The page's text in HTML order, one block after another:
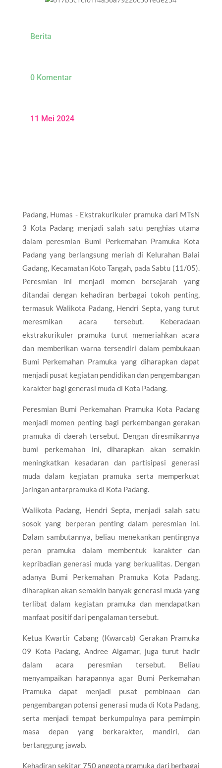
Berita
0 Komentar
11 Mei 2024
Padang, Humas - Ekstrakurikuler pramuka dari MTsN
3 Kota Padang menjadi salah satu penghias utama
dalam peresmian Bumi Perkemahan Pramuka Kota
Padang yang berlangsung meriah di Kelurahan Balai
Gadang, Kecamatan Koto Tangah, pada Sabtu (11/05).
Peresmian ini menjadi momen bersejarah yang
ditandai dengan kehadiran berbagai tokoh penting,
termasuk Walikota Padang, Hendri Septa, yang turut
meresmikan acara tersebut. Keberadaan
ekstrakurikuler pramuka turut memeriahkan acara
dan memberikan warna tersendiri dalam pembukaan
Bumi Perkemahan Pramuka yang diharapkan dapat
menjadi pusat kegiatan pendidikan dan pengembangan
karakter bagi generasi muda di Kota Padang.
Peresmian Bumi Perkemahan Pramuka Kota Padang
menjadi momen penting bagi perkembangan gerakan
pramuka di daerah tersebut. Dengan diresmikannya
bumi perkemahan ini, diharapkan akan semakin
meningkatkan kesadaran dan partisipasi generasi
muda dalam kegiatan pramuka serta memperkuat
jaringan antarpramuka di Kota Padang.
Walikota Padang, Hendri Septa, menjadi salah satu
sosok yang berperan penting dalam peresmian ini.
Dalam sambutannya, beliau menekankan pentingnya
peran pramuka dalam membentuk karakter dan
kepribadian generasi muda yang berkualitas. Dengan
adanya Bumi Perkemahan Pramuka Kota Padang,
diharapkan akan semakin banyak generasi muda yang
terlibat dalam kegiatan pramuka dan mendapatkan
manfaat positif dari pengalaman tersebut.
Ketua Kwartir Cabang (Kwarcab) Gerakan Pramuka
09 Kota Padang, Andree Algamar, juga turut hadir
dalam acara peresmian tersebut. Beliau
menyampaikan harapannya agar Bumi Perkemahan
Pramuka dapat menjadi pusat pembinaan dan
pengembangan potensi generasi muda di Kota Padang,
serta menjadi tempat berkumpulnya para pemimpin
masa depan yang berkarakter, mandiri, dan
bertanggung jawab.
Kehadiran sekitar 750 anggota pramuka dari berbagai